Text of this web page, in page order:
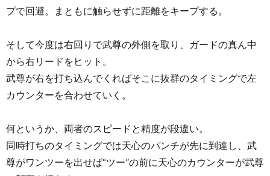
プで回避。まともに触らせずに距離をキープする。
そして今度は右回りで武尊の外側を取り、ガードの真ん中
から右リードをヒット。
武尊が右を打ち込んでくればそこに抜群のタイミングで左
カウンターを合わせていく。
何というか、両者のスピードと精度が段違い。
同時打ちのタイミングでは天心のパンチが先に到達し、武
尊がワンツーを出せば“ツー”の前に天心のカウンターが武尊